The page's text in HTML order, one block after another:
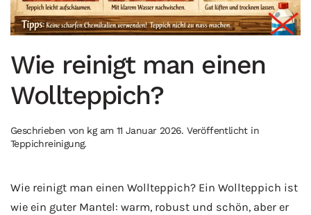
Wie reinigt man einen
Wollteppich?
Geschrieben von kgam 11 Januar 2026. Veröffentlicht in
Teppichreinigung.
Wie reinigt man einen Wollteppich? Ein Wollteppich ist
wie ein guter Mantel: warm, robust und schön, aber er